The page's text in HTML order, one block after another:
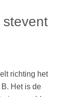
stevent
richting het
Het is de